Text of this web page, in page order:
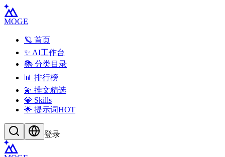
MOGE
🪐 首页
✨ AI工作台
📚 分类目录
📊 排行榜
💫 推文精选
💎 Skills
🌟 提示词HOT
登录